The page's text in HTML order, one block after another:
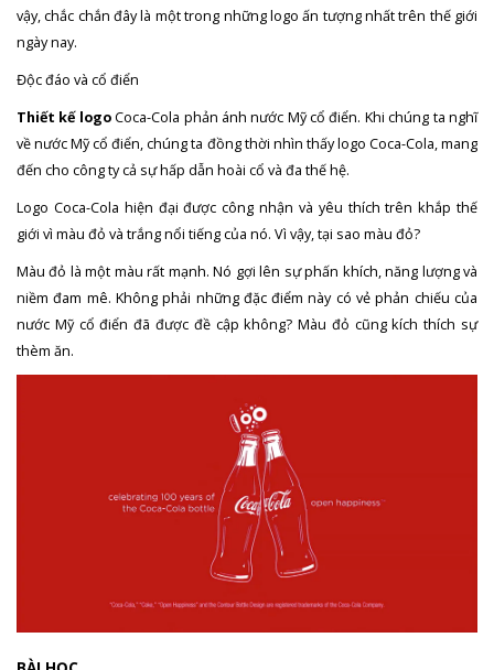
vậy, chắc chắn đây là một trong những logo ấn tượng nhất trên thế giới
ngày nay.
Độc đáo và cổ điển
Thiết kế logoCoca-Cola phản ánh nước Mỹ cổ điển. Khi chúng ta nghĩ
về nước Mỹ cổ điển, chúng ta đồng thời nhìn thấy logo Coca-Cola, mang
đến cho công ty cả sự hấp dẫn hoài cổ và đa thế hệ.
Logo Coca-Cola hiện đại được công nhận và yêu thích trên khắp thế
giới vì màu đỏ và trắng nổi tiếng của nó. Vì vậy, tại sao màu đỏ?
Màu đỏ là một màu rất mạnh. Nó gợi lên sự phấn khích, năng lượng và
niềm đam mê. Không phải những đặc điểm này có vẻ phản chiếu của
nước Mỹ cổ điển đã được đề cập không? Màu đỏ cũng kích thích sự
thèm ăn.